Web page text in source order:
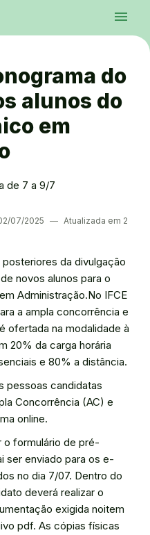
menu
InstagramTwitter/XFacebook
do
alunos do
em
de 7 a 9/7
07/2025 ― Atualizada em 2
da divulgação
novos alunos para o
Administração.No IFCE
a ampla concorrência e
ofertada na modalidade à
20% da carga horária
e 80% a distância.
pessoas candidatas
Concorrência (AC) e
online.
o formulário de pré-
ser enviado para os e-
no dia 7/07. Dentro do
deverá realizar o
exigida noitem
pdf. As cópias físicas